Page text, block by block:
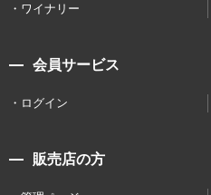
ワイナリー
会員サービス
ログイン
販売店の方